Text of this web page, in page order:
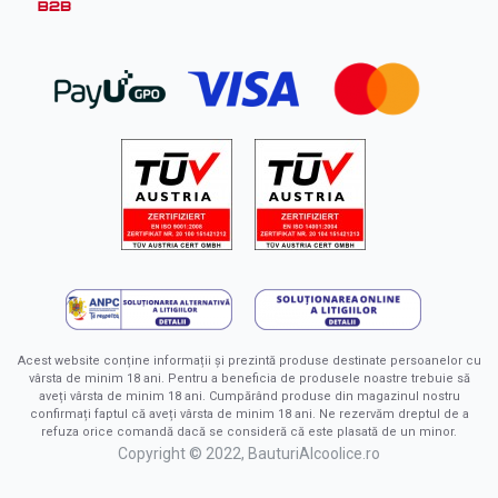
Acest website conține informații și prezintă produse destinate persoanelor cu
vârsta de minim 18 ani. Pentru a beneficia de produsele noastre trebuie să
aveți vârsta de minim 18 ani. Cumpărând produse din magazinul nostru
confirmați faptul că aveți vârsta de minim 18 ani. Ne rezervăm dreptul de a
refuza orice comandă dacă se consideră că este plasată de un minor.
Copyright © 2022, BauturiAlcoolice.ro